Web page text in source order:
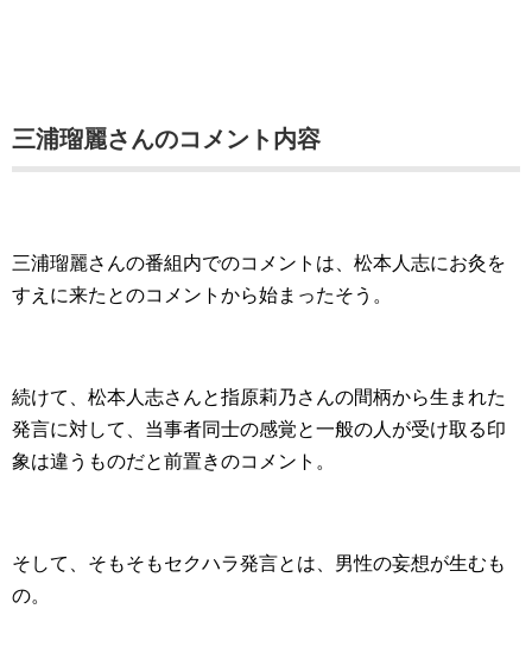
三浦瑠麗さんのコメント内容
三浦瑠麗さんの番組内でのコメントは、松本人志にお灸を
すえに来たとのコメントから始まったそう。
続けて、松本人志さんと指原莉乃さんの間柄から生まれた
発言に対して、当事者同士の感覚と一般の人が受け取る印
象は違うものだと前置きのコメント。
そして、そもそもセクハラ発言とは、男性の妄想が生むも
の。